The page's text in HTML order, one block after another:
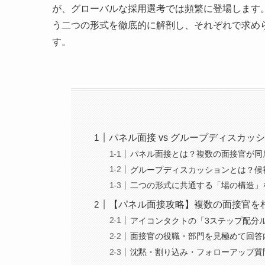
が、グローバルな採用選考では頻繁に登場しま
う二つの形式を徹底的に解剖し、それぞれで求
す。
パネル面接 vs グループディスカッ
パネル面接とは？複数の面接官が
グループディスカッションとは？
二つの形式に共通する「場の構造
【パネル面接攻略】複数の面接官
アイコンタクトの「3ステップ配
面接官の役職・部門を見極めて回
沈黙・割り込み・フォローアップ